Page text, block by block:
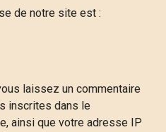
de notre site est :
laissez un commentaire
inscrites dans le
ainsi que votre adresse IP